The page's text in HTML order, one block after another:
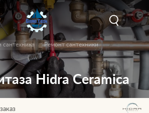
сантехника Ремонт сантехники
Hidra Ceramica